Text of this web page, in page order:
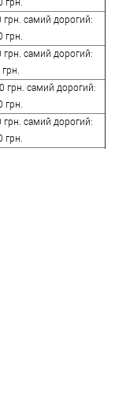
грн.
самий дорогий:
грн.
самий дорогий:
грн. самий дорогий:
грн.
самий дорогий:
грн.